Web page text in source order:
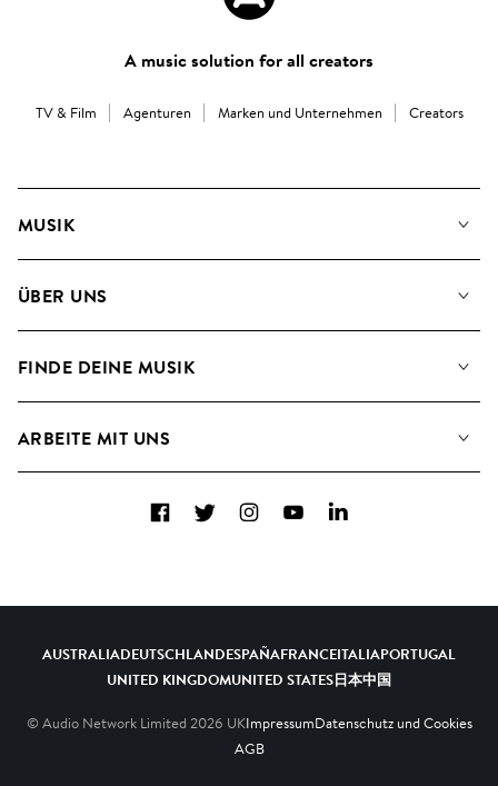
A music solution for all creators
TV & Film Agenturen Marken und Unternehmen Creators
MUSIK
Suche
ÜBER UNS
Blog
FINDE DEINE MUSIK
Kontakt
ARBEITE MIT UNS
A&R - Demo-Einsendungen
FacebookTwitterInstagramYouTubeLinkedIn
AUSTRALIADEUTSCHLANDESPAÑAFRANCEITALIAPORTUGAL
UNITED KINGDOMUNITED STATES日本中国
© Audio Network Limited 2026 UKImpressumDatenschutz und Cookies
AGB